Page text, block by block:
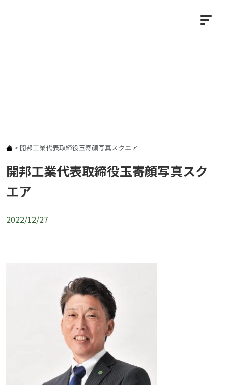
> 開邦工業代表取締役玉寄顔写真スクエア
開邦工業代表取締役玉寄顔写真スク
エア
2022/12/27